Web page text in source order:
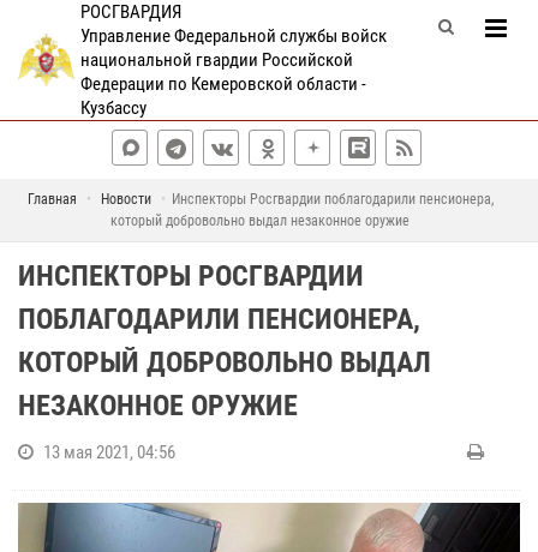
РОСГВАРДИЯ
Управление Федеральной службы войск
национальной гвардии Российской
Федерации по Кемеровской области -
Кузбассу
Главная Новости
Инспекторы Росгвардии поблагодарили пенсионера,
который добровольно выдал незаконное оружие
ИНСПЕКТОРЫ РОСГВАРДИИ
ПОБЛАГОДАРИЛИ ПЕНСИОНЕРА,
КОТОРЫЙ ДОБРОВОЛЬНО ВЫДАЛ
НЕЗАКОННОЕ ОРУЖИЕ
13 мая 2021, 04:56